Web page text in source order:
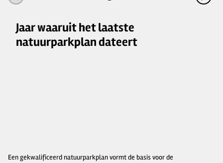
Jaar waaruit het laatste
natuurparkplan dateert
Een gekwalificeerd natuurparkplan vormt de basis voor de